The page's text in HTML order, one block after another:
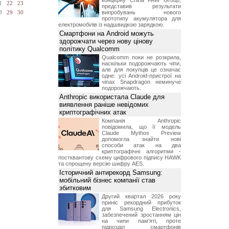
22
23
29 30
представив результати
випробувань нового
прототипу акумулятора для
електромобілів із надшвидкою зарядкою.
Смартфони на Android можуть
здорожчати через нову цінову
політику Qualcomm
Qualcomm поки не розкрила,
наскільки подорожчають чіпи,
але для покупців це означає
одне: усі Android-пристрої на
чіпах Snapdragon неминуче
подорожчають.
Anthropic використала Claude для
виявлення раніше невідомих
криптографічних атак
Компанія Anthropic
повідомила, що її модель
Claude Mythos Preview
допомогла знайти нові
способи атак на два
криптографічні алгоритми -
постквантову схему цифрового підпису HAWK
та спрощену версію шифру AES.
Історичний антирекорд Samsung:
мобільний бізнес компанії став
збитковим
Другий квартал 2026 року
приніс рекордний прибуток
для Samsung Electronics,
забезпечений зростанням цін
на чипи пам'яті, проте
підрозділ смартфонів